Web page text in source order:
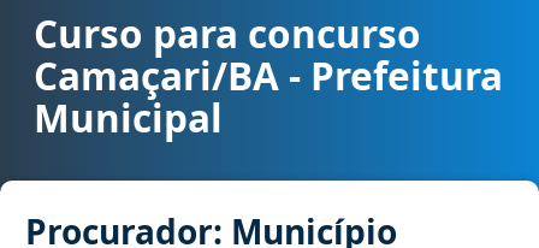
Curso para concurso Camaçari/BA - Prefeitura Municipal cargo
Curso para concurso
Camaçari/BA - Prefeitura
Municipal
Procurador: Município